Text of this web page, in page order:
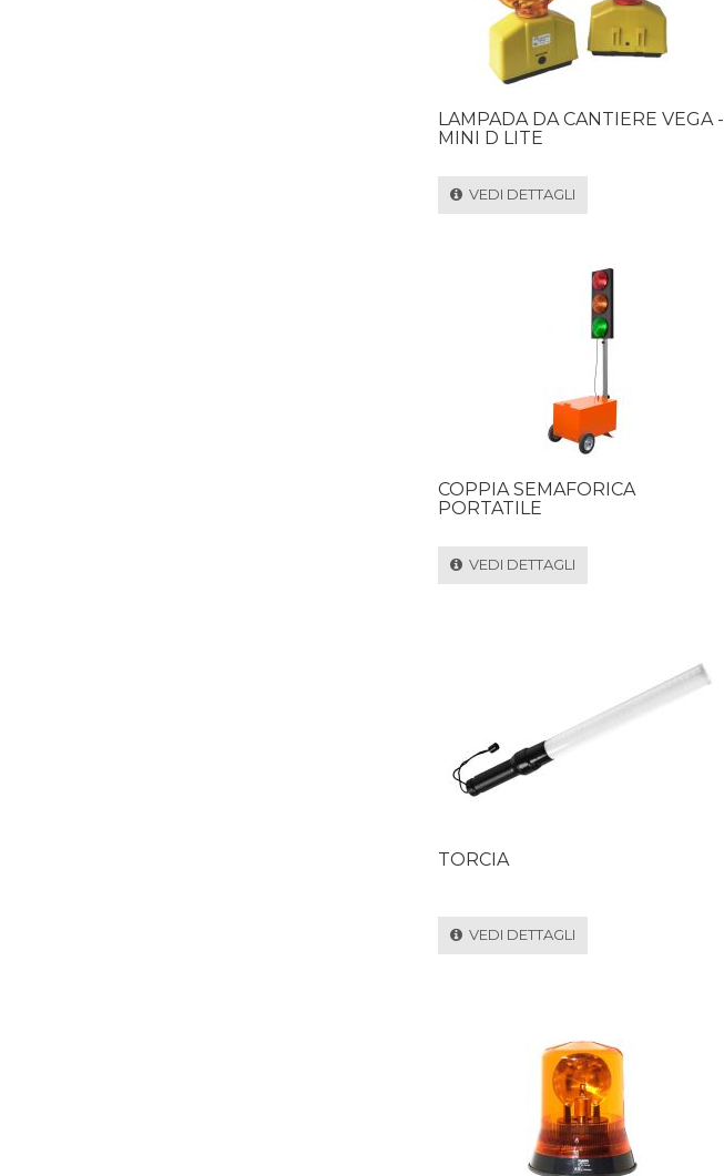
LAMPADA DA CANTIERE VEGA -
MINI D LITE
VEDI DETTAGLI
COPPIA SEMAFORICA
PORTATILE
VEDI DETTAGLI
TORCIA
VEDI DETTAGLI